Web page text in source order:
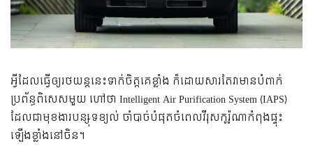
អ្វីដែលធ្វើឲ្យរថយន្តនេះទាក់ចិត្តគេខ្លាំង ក៏ដោយសារតែវាមានបំពាក់
ប្រព័ន្ធពិសេសមួយ ហៅថា Intelligent Air Purification System (IAPS)
ដែលជាមុខងារបន្សុទខ្យល់ ចាំបាច់បំផុតចំពេលវីរុសកូរ៉ូណាកំពុងផ្ទុះ
ឡើងខ្លាំងនៅចិន។